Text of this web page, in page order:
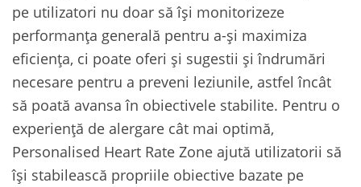
pe utilizatori nu doar să își monitorizeze
performanța generală pentru a-și maximiza
eficiența, ci poate oferi și sugestii și îndrumări
necesare pentru a preveni leziunile, astfel încât
să poată avansa în obiectivele stabilite. Pentru o
experiență de alergare cât mai optimă,
Personalised Heart Rate Zone ajută utilizatorii să
își stabilească propriile obiective bazate pe